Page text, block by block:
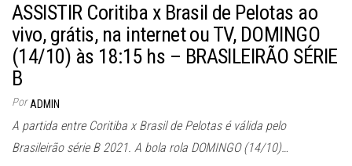
ASSISTIR Coritiba x Brasil de Pelotas ao
vivo, grátis, na internet ou TV, DOMINGO
(14/10) às 18:15 hs – BRASILEIRÃO SÉRIE
B
Por ADMIN
A partida entre Coritiba x Brasil de Pelotas é válida pelo
Brasileirão série B 2021. A bola rola DOMINGO (14/10)…